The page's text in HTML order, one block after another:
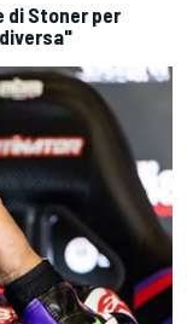
di Stoner per